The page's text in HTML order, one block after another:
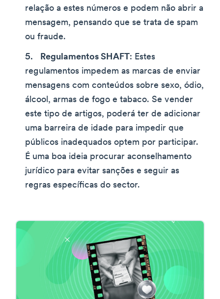
relação a estes números e podem não abrir a
mensagem, pensando que se trata de spam
ou fraude.
Regulamentos SHAFT : Estes
regulamentos impedem as marcas de enviar
mensagens com conteúdos sobre sexo, ódio,
álcool, armas de fogo e tabaco. Se vender
este tipo de artigos, poderá ter de adicionar
uma barreira de idade para impedir que
públicos inadequados optem por participar.
É uma boa ideia procurar aconselhamento
jurídico para evitar sanções e seguir as
regras específicas do sector.